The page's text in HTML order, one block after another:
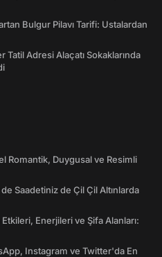
Bulgur Pilavı Tarifi: Ustalardan
Adresi Alaçatı Sokaklarında
Romantik, Duygusal ve Resimli
Saadetiniz de Çil Çil Altınlarda
Enerjileri ve Şifa Alanları:
Instagram ve Twitter'da En